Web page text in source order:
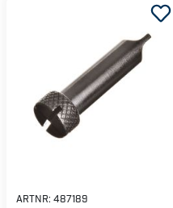
ARTNR: 487189